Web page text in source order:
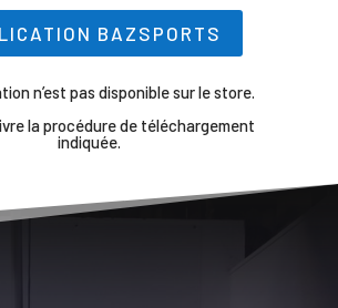
BAZSPORTS
n’est pas disponible sur le store.
la procédure de téléchargement
indiquée.